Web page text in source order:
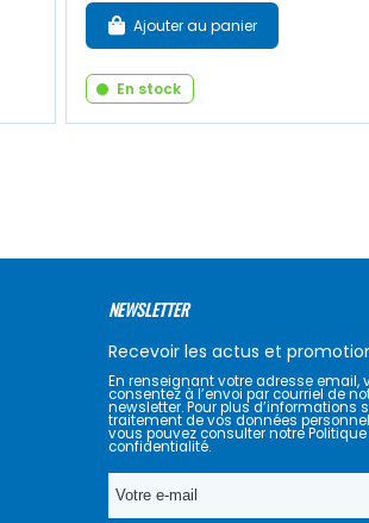
Ajouter au panier
En stock
NEWSLETTER
Recevoir les actus et
En renseignant votre adresse email,
consentez à l’envoi par courriel de
newsletter. Pour plus d’informations
traitement de vos données
vous pouvez consulter notre
confidentialité.